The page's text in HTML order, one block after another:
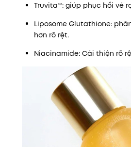
Truvita™: giúp phục hồi vẻ
Liposome Glutathione:
hơn rõ rệt.
Niacinamide: Cải thiện rõ